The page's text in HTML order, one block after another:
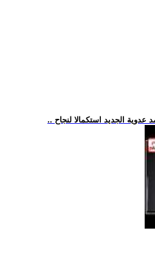
عدوية الجديد استكمالا لنجاح